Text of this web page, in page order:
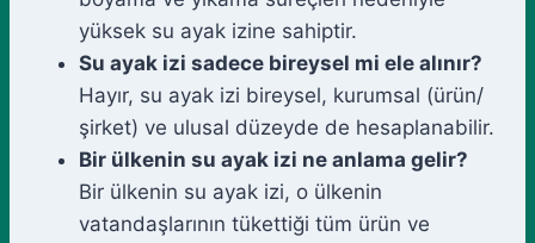
yüksek su ayak izine sahiptir.
Su ayak izi sadece bireysel mi ele alınır?
Hayır, su ayak izi bireysel, kurumsal (ürün/
şirket) ve ulusal düzeyde de hesaplanabilir.
Bir ülkenin su ayak izi ne anlama gelir?
Bir ülkenin su ayak izi, o ülkenin
vatandaşlarının tükettiği tüm ürün ve